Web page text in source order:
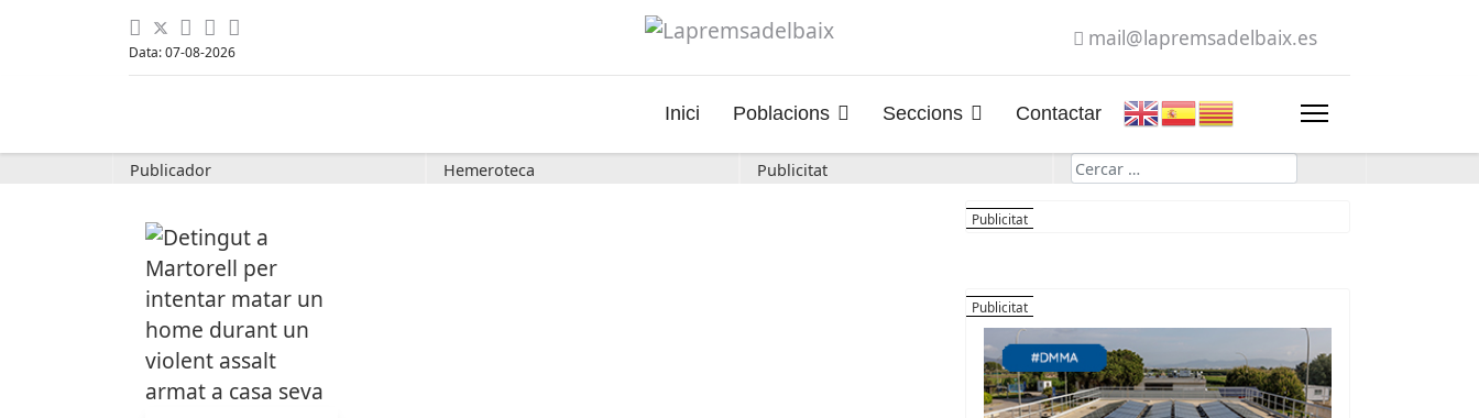
Data: 07-08-2026
mail@lapremsadelbaix.es
Inici Poblacions Seccions Contactar
Publicador Hemeroteca Publicitat Cerca